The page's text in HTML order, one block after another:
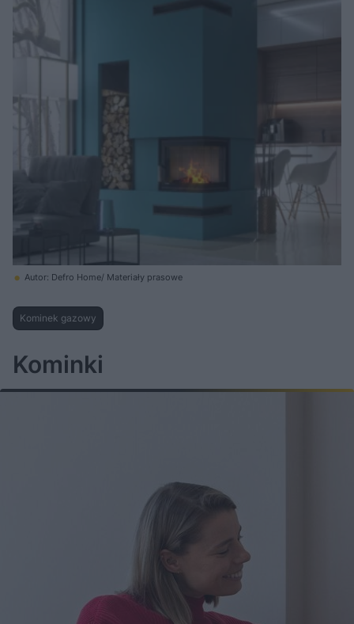
Autor: Defro Home/ Materiały prasowe
Kominek gazowy
Kominki